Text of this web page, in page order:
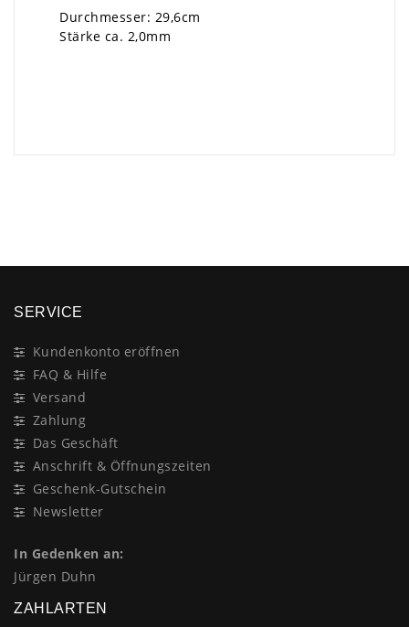
Durchmesser: 29,6cm
Stärke ca. 2,0mm
SERVICE
Kundenkonto eröffnen
FAQ & Hilfe
Versand
Zahlung
Das Geschäft
Anschrift & Öffnungszeiten
Geschenk-Gutschein
Newsletter
In Gedenken an:
Jürgen Duhn
ZAHLARTEN